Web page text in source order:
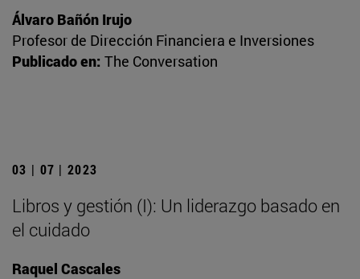
Álvaro Bañón Irujo
Profesor de Dirección Financiera e Inversiones
Publicado en: The Conversation
03 | 07 | 2023
Libros y gestión (I): Un liderazgo basado en
el cuidado
Raquel Cascales